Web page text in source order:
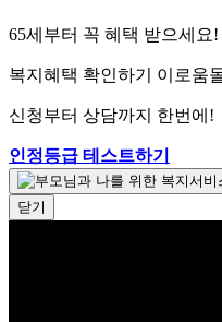
65세부터 꼭 혜택 받으세요!
복지혜택 확인하기 이로움
신청부터 상담까지 한번에!
인정등급 테스트하기
닫기